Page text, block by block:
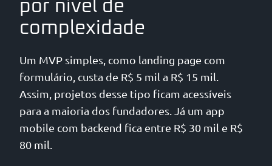
por nível de
complexidade
Um MVP simples, como landing page com
formulário, custa de R$ 5 mil a R$ 15 mil.
Assim, projetos desse tipo ficam acessíveis
para a maioria dos fundadores. Já um app
mobile com backend fica entre R$ 30 mil e R$
80 mil.